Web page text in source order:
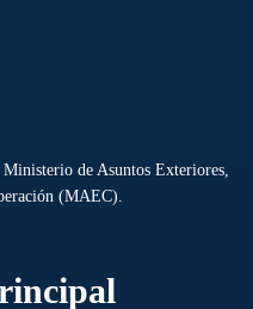
de Asuntos Exteriores,
(MAEC).